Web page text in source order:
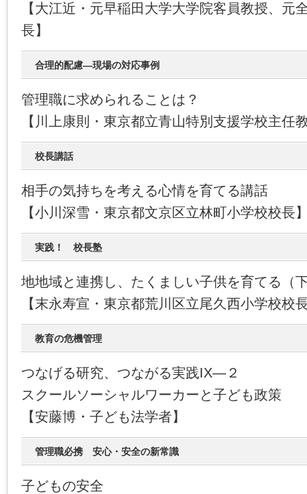
【大江近・元早稲田大学大学院客員教授、元
長】
合理的配慮―現場の対応事例
管理職に求められることは？
【川上康則・東京都立青山特別支援学校主任
校長講話
相手の気持ちを考える心情を育てる講話
【小川深雪・東京都文京区立林町小学校校長
実践！ 校長塾
地地域と連携し、たくましい子供を育てる（
【末永寿宣・東京都荒川区立尾久西小学校校
教育の危機管理
つなげる研究、つながる実践IX―２
スクールソーシャルワーカーと子ども政策
【安藤博・子ども法学者】
管理職必携 安心・安全の新常識
子どもの安全